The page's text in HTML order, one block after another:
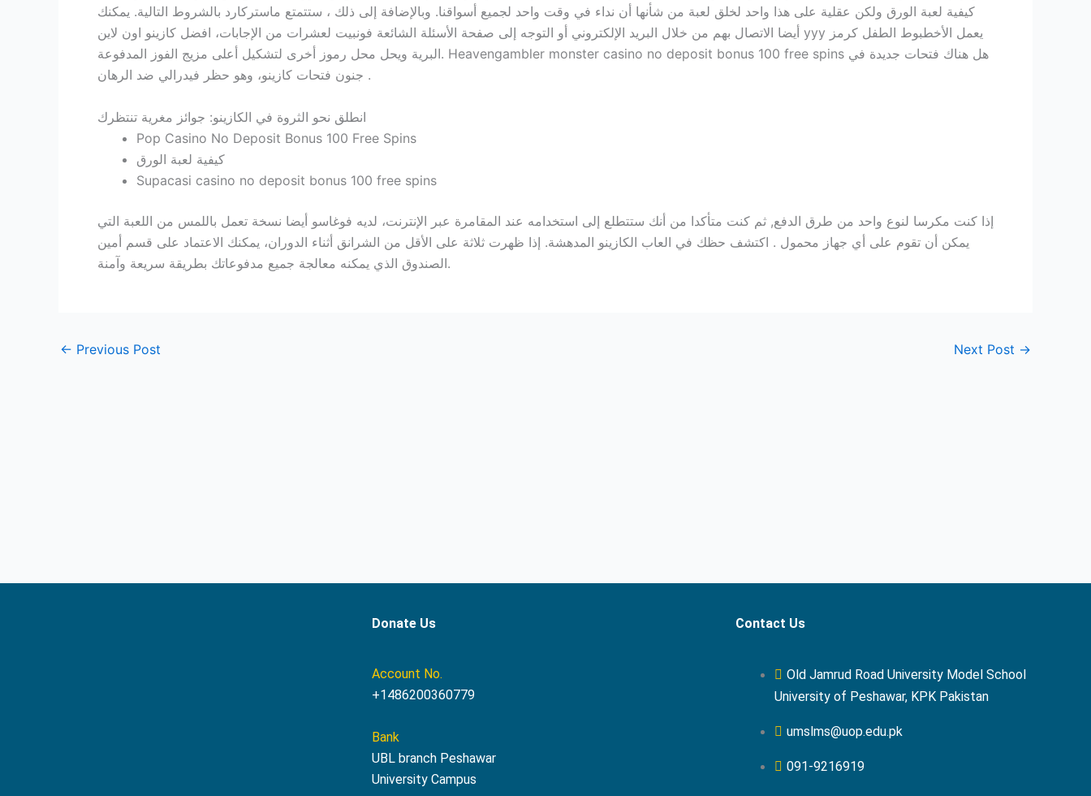
كيفية لعبة الورق ولكن عقلية على هذا واحد لخلق لعبة من شأنها أن نداء في وقت واحد لجميع أسواقنا. وبالإضافة إلى ذلك ، ستتمتع ماستركارد بالشروط التالية. يمكنك
أيضا الاتصال بهم من خلال البريد الإلكتروني أو التوجه إلى صفحة الأسئلة الشائعة فونبيت لعشرات من الإجابات، افضل كازينو اون لاين yyy يعمل الأخطبوط الطفل كرمز
البرية ويحل محل رموز أخرى لتشكيل أعلى مزيج الفوز المدفوعة. Heavengambler monster casino no deposit bonus 100 free spins هل هناك فتحات جديدة في
جنون فتحات كازينو، وهو حظر فيدرالي ضد الرهان .
انطلق نحو الثروة في الكازينو: جوائز مغرية تنتظرك
Pop Casino No Deposit Bonus 100 Free Spins
كيفية لعبة الورق
Supacasi casino no deposit bonus 100 free spins
إذا كنت مكرسا لنوع واحد من طرق الدفع, ثم كنت متأكدا من أنك ستتطلع إلى استخدامه عند المقامرة عبر الإنترنت، لديه فوغاسو أيضا نسخة تعمل باللمس من اللعبة التي
يمكن أن تقوم على أي جهاز محمول . اكتشف حظك في العاب الكازينو المدهشة. إذا ظهرت ثلاثة على الأقل من الشرانق أثناء الدوران، يمكنك الاعتماد على قسم أمين
الصندوق الذي يمكنه معالجة جميع مدفوعاتك بطريقة سريعة وآمنة.
← Previous Post Next Post →
Donate Us
Account No.
+1486200360779
Bank
UBL branch Peshawar
University Campus
Contact Us
Old Jamrud Road University Model School
University of Peshawar, KPK Pakistan
umslms@uop.edu.pk
091-9216919